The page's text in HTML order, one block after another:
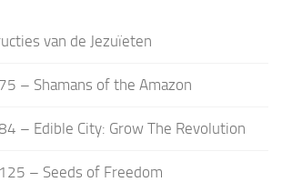
van de Jezuïeten
– Shamans of the Amazon
– Edible City: Grow The Revolution
– Seeds of Freedom